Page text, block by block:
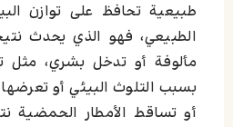
طبيعية تحافظ على توازن
الطبيعي، فهو الذي يحدث
مألوفة أو تدخل بشري، مثل
بسبب التلوث البيئي أو
أو تساقط الأمطار الحمضية